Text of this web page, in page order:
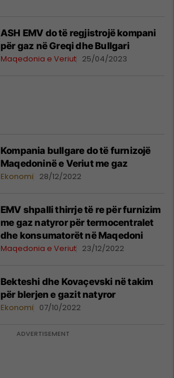
ASH EMV do të regjistrojë kompani
për gaz në Greqi dhe Bullgari
Maqedonia e Veriut 25/04/2023
Kompania bullgare do të furnizojë
Maqedoninë e Veriut me gaz
Ekonomi 28/12/2022
EMV shpalli thirrje të re për furnizim
me gaz natyror për termocentralet
dhe konsumatorët në Maqedoni
Maqedonia e Veriut 23/12/2022
Bekteshi dhe Kovaçevski në takim
për blerjen e gazit natyror
Ekonomi 07/10/2022